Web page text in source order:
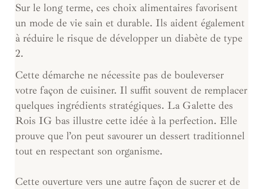
Sur le long terme, ces choix alimentaires favorisent
un mode de vie sain et durable. Ils aident également
à réduire le risque de développer un diabète de type
2.
Cette démarche ne nécessite pas de bouleverser
votre façon de cuisiner. Il suffit souvent de remplacer
quelques ingrédients stratégiques. La Galette des
Rois IG bas illustre cette idée à la perfection. Elle
prouve que l’on peut savourer un dessert traditionnel
tout en respectant son organisme.
Cette ouverture vers une autre façon de sucrer et de